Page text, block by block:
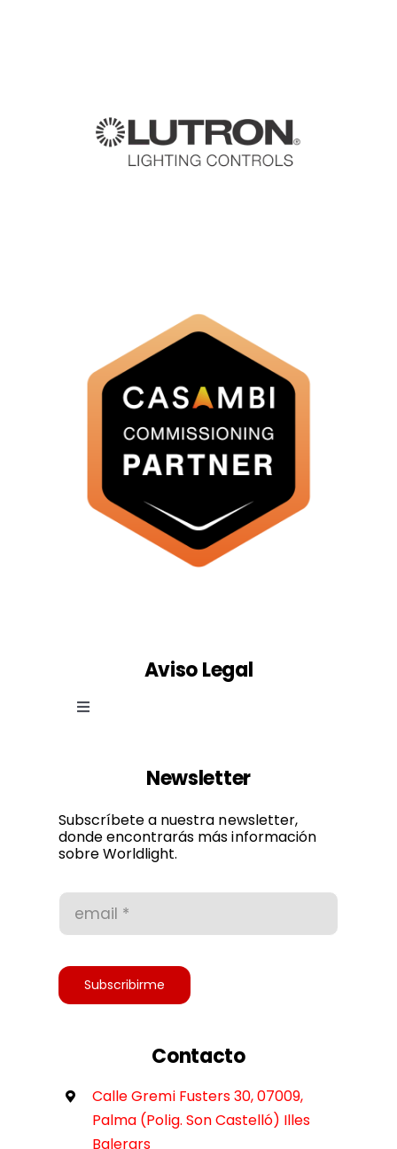
Aviso Legal
Toggle
Política de privacidad
Accesibilidad
Newsletter
Subscríbete a nuestra newsletter,
donde encontrarás más información
sobre Worldlight.
Subscribirme
Contacto
Calle Gremi Fusters 30, 07009,
Palma (Polig. Son Castelló) Illes
Balerars